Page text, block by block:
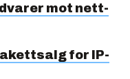
mot nett-
for IP-